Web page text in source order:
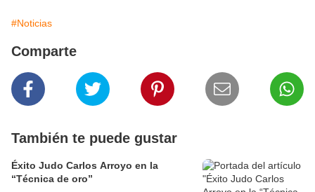
#Noticias
Comparte
También te puede gustar
Éxito Judo Carlos Arroyo en la
“Técnica de oro”